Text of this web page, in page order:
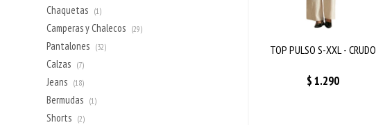
TOP PULSO S-XXL - CRUDO
$1.290
Chaquetas (1)
Camperas y Chalecos (29)
Pantalones (32)
Calzas (7)
Jeans (18)
Bermudas (1)
Shorts (2)